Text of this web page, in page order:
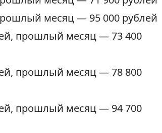
месяц — 95 000 рублей
, прошлый месяц — 73 400
, прошлый месяц — 78 800
, прошлый месяц — 94 700